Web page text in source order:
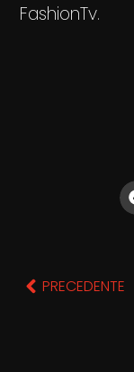
FashionTv.
PRECEDENTE